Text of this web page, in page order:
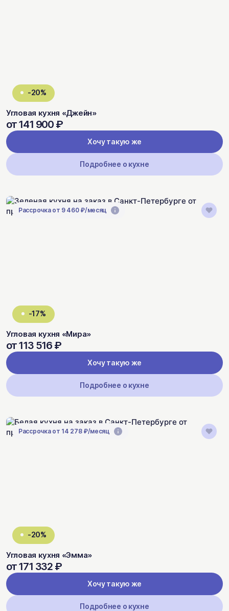
-20%
Угловая кухня «Джейн»
от 141 900 ₽
Хочу такую же
Подробнее о кухне
Рассрочка от 9 460 ₽/месяц
-17%
Угловая кухня «Мира»
от 113 516 ₽
Хочу такую же
Подробнее о кухне
Рассрочка от 14 278 ₽/месяц
-20%
Угловая кухня «Эмма»
от 171 332 ₽
Хочу такую же
Подробнее о кухне